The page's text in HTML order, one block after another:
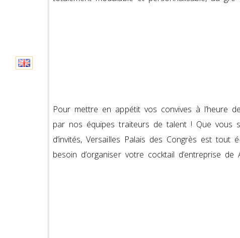
Pour mettre en appétit vos convives à l’heure
par nos équipes traiteurs de talent ! Que vous
d’invités, Versailles Palais des Congrès est tout
besoin d’organiser votre cocktail d’entreprise